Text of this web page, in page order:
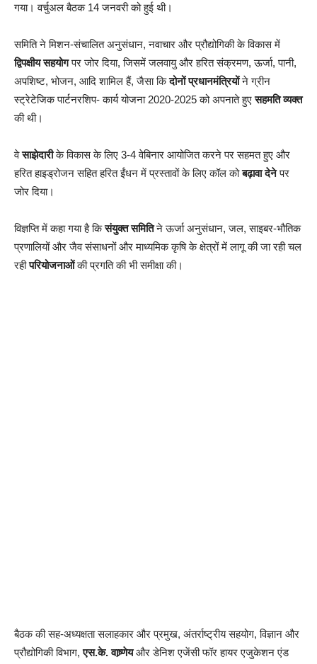
गया। वर्चुअल बैठक 14 जनवरी को हुई थी।
समिति ने मिशन-संचालित अनुसंधान, नवाचार और प्रौद्योगिकी के विकास में
द्विपक्षीय सहयोगपर जोर दिया, जिसमें जलवायु और हरित संक्रमण, ऊर्जा, पानी,
अपशिष्ट, भोजन, आदि शामिल हैं, जैसा किदोनों प्रधानमंत्रियोंने ग्रीन
स्ट्रेटेजिक पार्टनरशिप- कार्य योजना 2020-2025 को अपनाते हुएसहमति व्यक्त
की थी।
वेसाझेदारीके विकास के लिए 3-4 वेबिनार आयोजित करने पर सहमत हुए और
हरित हाइड्रोजन सहित हरित ईंधन में प्रस्तावों के लिए कॉल कोबढ़ावा देनेपर
जोर दिया।
विज्ञप्ति में कहा गया है किसंयुक्त समितिने ऊर्जा अनुसंधान, जल, साइबर-भौतिक
प्रणालियों और जैव संसाधनों और माध्यमिक कृषि के क्षेत्रों में लागू की जा रही चल
रहीपरियोजनाओंकी प्रगति की भी समीक्षा की।
बैठक की सह-अध्यक्षता सलाहकार और प्रमुख, अंतर्राष्ट्रीय सहयोग, विज्ञान और
प्रौद्योगिकी विभाग,एस.के. वाष्र्णेयऔर डेनिश एजेंसी फॉर हायर एजुकेशन एंड